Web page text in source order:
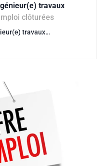
travaux
clôturées
travaux…